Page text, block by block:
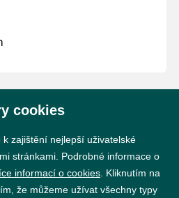
cookies
zajištění nejlepší uživatelské
stránkami. Podrobné informace o
informací o cookies . Kliknutím na
že můžeme užívat všechny typy